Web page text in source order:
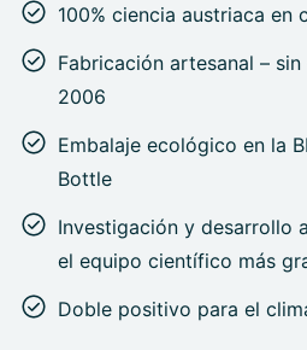
100% ciencia austriaca en
Fabricación artesanal –
2006
Embalaje ecológico en la
Bottle
Investigación y desarrollo
el equipo científico más
Doble positivo para el